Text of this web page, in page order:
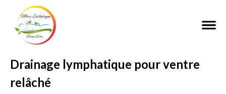
Drainage lymphatique pour ventre
relâché